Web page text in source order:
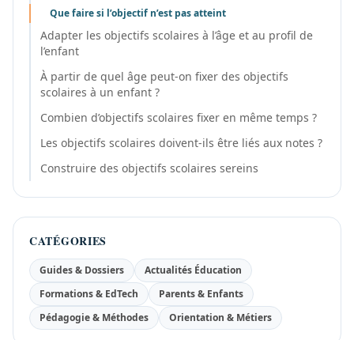
Que faire si l’objectif n’est pas atteint
Adapter les objectifs scolaires à l’âge et au profil de
l’enfant
À partir de quel âge peut-on fixer des objectifs
scolaires à un enfant ?
Combien d’objectifs scolaires fixer en même temps ?
Les objectifs scolaires doivent-ils être liés aux notes ?
Construire des objectifs scolaires sereins
CATÉGORIES
Guides & Dossiers
Actualités Éducation
Formations & EdTech
Parents & Enfants
Pédagogie & Méthodes
Orientation & Métiers